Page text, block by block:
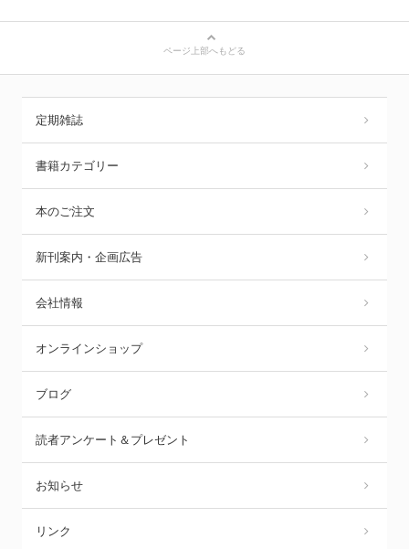
ページ上部へもどる
定期雑誌
書籍カテゴリー
本のご注文
新刊案内・企画広告
会社情報
オンラインショップ
ブログ
読者アンケート＆プレゼント
お知らせ
リンク